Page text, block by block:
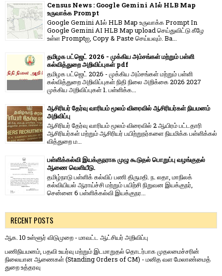
Census News : Google Gemini AIல் HLB Map
உருவாக்க Prompt
Google Gemini AIல் HLB Map உருவாக்க Prompt In
Google Gemini AI HLB Map upload செய்துவிட்டு கீழே
உள்ள Promptஐ, Copy & Paste செய்யவும். Ba...
தமிழக பட்ஜெட் 2026 - முக்கிய அம்சங்கள் மற்றும் பள்ளி
கல்வித்துறை அறிவிப்புகள் pdf
தமிழக பட்ஜெட் 2026 - முக்கிய அம்சங்கள் மற்றும் பள்ளி
கல்வித்துறை அறிவிப்புகள் நிதி நிலை அறிக்கை 2026 2027
முக்கிய அறிவிப்புகள் 1. பள்ளிக்க...
ஆசிரியர் தேர்வு வாரியம் மூலம் விரைவில் ஆசிரியர்கள் நியமனம்
அறிவிப்பு
ஆசிரியர் தேர்வு வாரி​யம் மூலம் விரை​வில் 2 ஆயிரம் பட்​ட​தாரி
ஆசிரியர்​கள் மற்​றும் ஆசிரியர் பயிற்றுநர்​களை நியமிக்க பள்​ளிக்​கல்​
வித்​துறை ம...
பள்ளிக்கல்வி இயக்குநராக முழு கூடுதல் பொறுப்பு வழங்குதல்
ஆணை வெளியீடு.
தமிழ்நாடு பள்ளிக் கல்விப் பணி திருமதி. ந. லதா, மாநிலக்
கல்வியியல் ஆராய்ச்சி மற்றும் பயிற்சி நிறுவன இயக்குநர்,
சென்னை 6 பள்ளிக்கல்வி இயக்குநர...
RECENT POSTS
ஆக. 10 உள்ளூர் விடுமுறை - மாவட்ட ஆட்சியர் அறிவிப்பு
பணிநியமனம், பதவி உயர்வு மற்றும் இடமாறுதல் தொடர்பாக முதலமைச்சரின்
நிலையான ஆணைகள் (Standing Orders of CM) - மனித வள மேலாண்மைத்
துறை உத்தரவு